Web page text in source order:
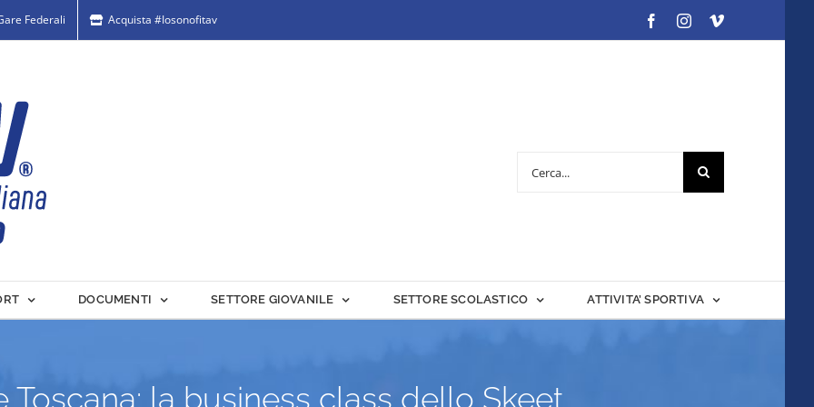
Federali Acquista #Iosonofitav FacebookInstagramVimeo
DOCUMENTI SETTORE GIOVANILE SETTORE SCOLASTICO ATTIVITA’ SPORTIVA
Toscana: la business class dello Skeet